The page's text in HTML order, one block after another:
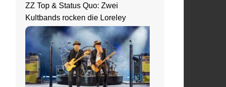
ZZ Top & Status Quo: Zwei
Kultbands rocken die Loreley